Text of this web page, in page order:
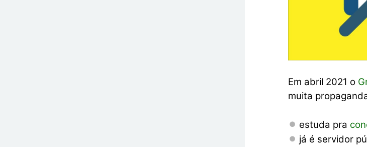
Em abril 2021 o
muita
estuda pra
já é servidor